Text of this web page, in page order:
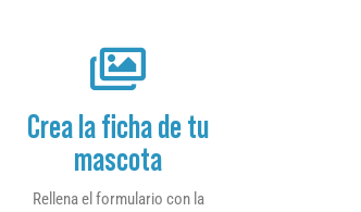
Crea la ficha de tu
mascota
Rellena el formulario con la